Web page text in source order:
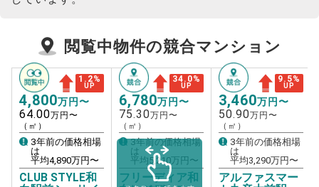
閲覧中物件の競合マンション
1.2%
UP
4,800万円〜
64.00万円〜
（㎡）
3年前の価格相場
は
平均4,890万円〜
CLUB STYLE和
34.0%
UP
6,780万円〜
75.30万円〜
（㎡）
3年前の価格相場
は
平均 5,210万円〜
フリーディア和
9.5%
UP
3,460万円〜
50.90万円〜
（㎡）
3年前の価格相場
は
平均3,290万円〜
アルファスマー